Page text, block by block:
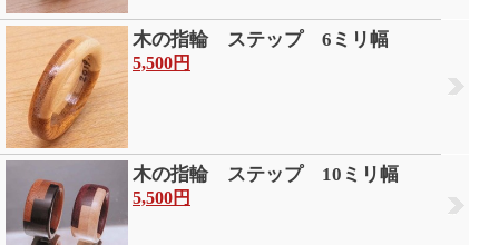
木の指輪 ステップ 6ミリ幅
5,500円
木の指輪 ステップ 10ミリ幅
5,500円